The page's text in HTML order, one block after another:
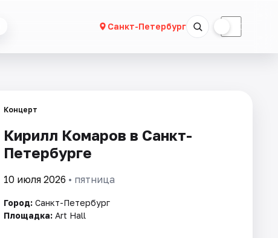
Санкт-Петербург ☾
Концерт
Кирилл Комаров в Санкт-
Петербурге
10 июля 2026 • пятница
Город: Санкт-Петербург
Площадка: Art Hall